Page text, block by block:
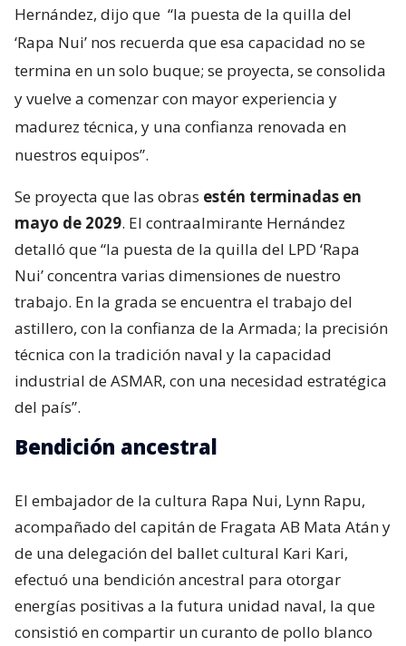
Hernández, dijo que “la puesta de la quilla del
‘Rapa Nui’ nos recuerda que esa capacidad no se
termina en un solo buque; se proyecta, se consolida
y vuelve a comenzar con mayor experiencia y
madurez técnica, y una confianza renovada en
nuestros equipos”.
Se proyecta que las obras estén terminadas en
mayo de 2029. El contraalmirante Hernández
detalló que “la puesta de la quilla del LPD ‘Rapa
Nui’ concentra varias dimensiones de nuestro
trabajo. En la grada se encuentra el trabajo del
astillero, con la confianza de la Armada; la precisión
técnica con la tradición naval y la capacidad
industrial de ASMAR, con una necesidad estratégica
del país”.
Bendición ancestral
El embajador de la cultura Rapa Nui, Lynn Rapu,
acompañado del capitán de Fragata AB Mata Atán y
de una delegación del ballet cultural Kari Kari,
efectuó una bendición ancestral para otorgar
energías positivas a la futura unidad naval, la que
consistió en compartir un curanto de pollo blanco